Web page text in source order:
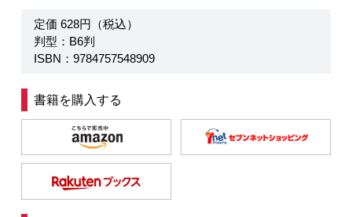
定価 628円（税込）
判型：B6判
ISBN：9784757548909
書籍を購入する